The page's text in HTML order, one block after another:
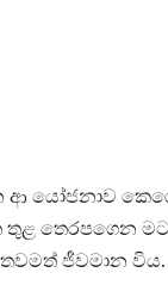
ආ යෝජනාව
තුළ තෙරපගෙන
ජීවමාන විය.